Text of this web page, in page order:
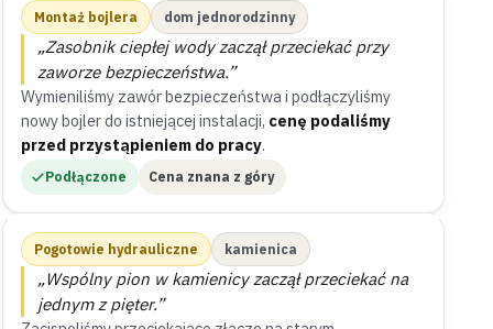
Montaż bojlera dom jednorodzinny
„Zasobnik ciepłej wody zaczął przeciekać przy
zaworze bezpieczeństwa.”
Wymieniliśmy zawór bezpieczeństwa i podłączyliśmy
nowy bojler do istniejącej instalacji, cenę podaliśmy
przed przystąpieniem do pracy.
Podłączone Cena znana z góry
Pogotowie hydrauliczne kamienica
„Wspólny pion w kamienicy zaczął przeciekać na
jednym z pięter.”